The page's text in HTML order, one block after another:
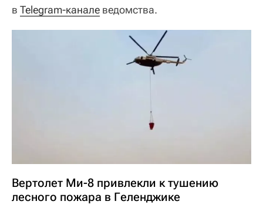
в Telegram-канале ведомства.
Вертолет Ми-8 привлекли к тушению
лесного пожара в Геленджике